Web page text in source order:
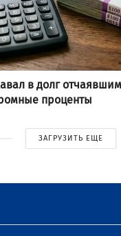
в долг
проценты
ЗАГРУЗИТЬ ЕЩЕ